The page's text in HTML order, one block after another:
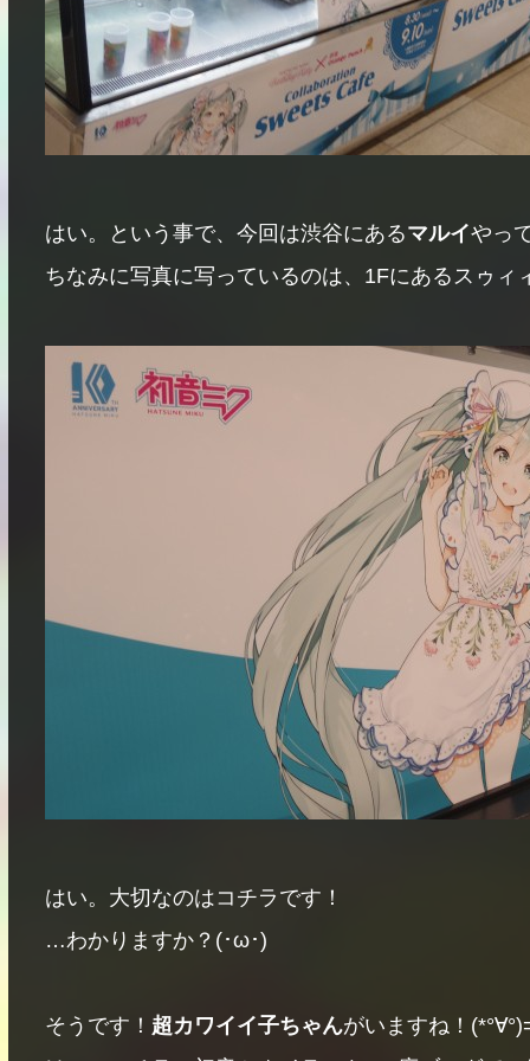
はい。という事で、今回は渋谷にあるマルイやっ
ちなみに写真に写っているのは、1Fにあるスゥィ
はい。大切なのはコチラです！
…わかりますか？(･ω･)
そうです！ 超カワイイ子ちゃんがいますね！